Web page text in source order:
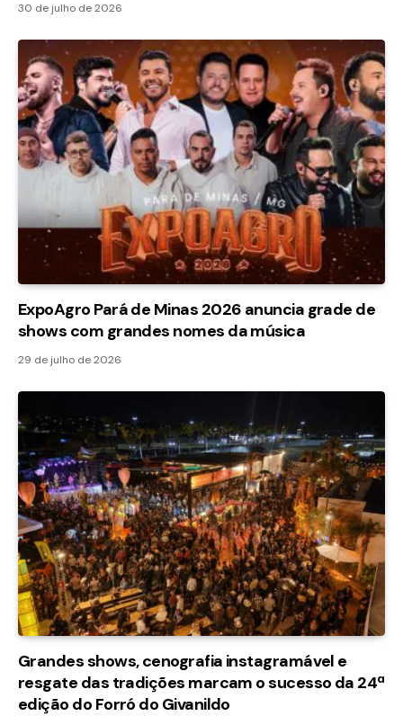
30 de julho de 2026
ExpoAgro Pará de Minas 2026 anuncia grade de
shows com grandes nomes da música
29 de julho de 2026
Grandes shows, cenografia instagramável e
resgate das tradições marcam o sucesso da 24ª
edição do Forró do Givanildo